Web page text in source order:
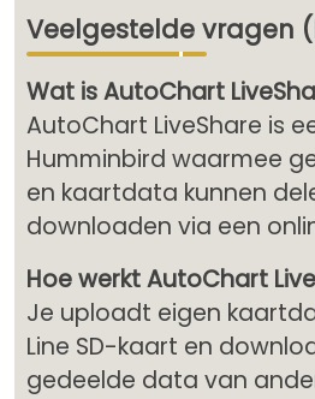
Veelgestelde vragen
Wat is AutoChart
AutoChart LiveShare is
Humminbird waarmee
en kaartdata kunnen
downloaden via een
Hoe werkt AutoChart
Je uploadt eigen
Line SD-kaart en
gedeelde data van